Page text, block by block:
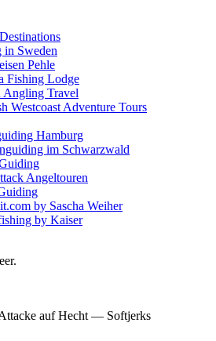
in Sweden
Pehle
Fishing Lodge
Angling Travel
Westcoast Adventure Tours
Hamburg
im Schwarzwald
Angeltouren
by Sascha Weiher
by Kaiser
auf Hecht — Softjerks